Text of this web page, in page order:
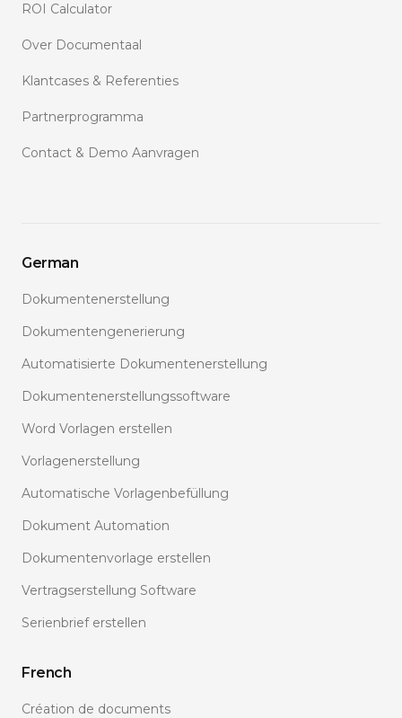
ROI Calculator
Over Documentaal
Klantcases & Referenties
Partnerprogramma
Contact & Demo Aanvragen
German
Dokumentenerstellung
Dokumentengenerierung
Automatisierte Dokumentenerstellung
Dokumentenerstellungssoftware
Word Vorlagen erstellen
Vorlagenerstellung
Automatische Vorlagenbefüllung
Dokument Automation
Dokumentenvorlage erstellen
Vertragserstellung Software
Serienbrief erstellen
French
Création de documents